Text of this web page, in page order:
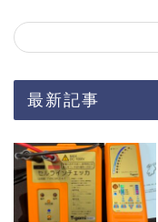
最新記事